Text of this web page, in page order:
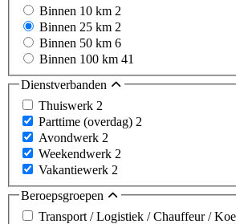
Binnen 10 km 2
Binnen 25 km 2
Binnen 50 km 6
Binnen 100 km 41
Dienstverbanden
Thuiswerk 2
Parttime (overdag) 2
Avondwerk 2
Weekendwerk 2
Vakantiewerk 2
Beroepsgroepen
Transport / Logistiek / Chauffeur /